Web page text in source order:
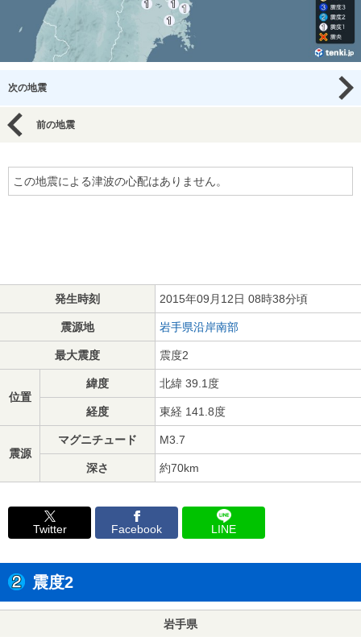
次の地震
前の地震
この地震による津波の心配はありません。
発生時刻 2015年09月12日 08時38分頃
震源地 岩手県沿岸南部
最大震度 震度2
位置
緯度 北緯 39.1度
経度 東経 141.8度
震源
マグニチュード M3.7
深さ 約70km
Twitter Facebook LINE
震度2
岩手県